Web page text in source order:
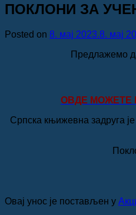
ПОКЛОНИ ЗА
Posted on 8. мај 2023.8. мај
Предлажемо
ОВДЕ МОЖЕТЕ
Српска књижевна задруга
Овај унос је постављен у